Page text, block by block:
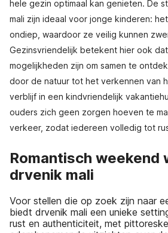
hele gezin optimaal kan genieten. De
mali zijn ideaal voor jonge kinderen:
ondiep, waardoor ze veilig kunnen
Gezinsvriendelijk betekent hier ook
mogelijkheden zijn om samen te
door de natuur tot het verkennen van
verblijf in een kindvriendelijk
ouders zich geen zorgen hoeven te
verkeer, zodat iedereen volledig tot
Romantisch weekend
drvenik mali
Voor stellen die op zoek zijn naar
biedt drvenik mali een unieke
rust en authenticiteit, met